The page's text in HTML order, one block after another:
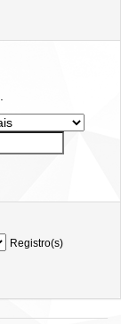
Registro(s)